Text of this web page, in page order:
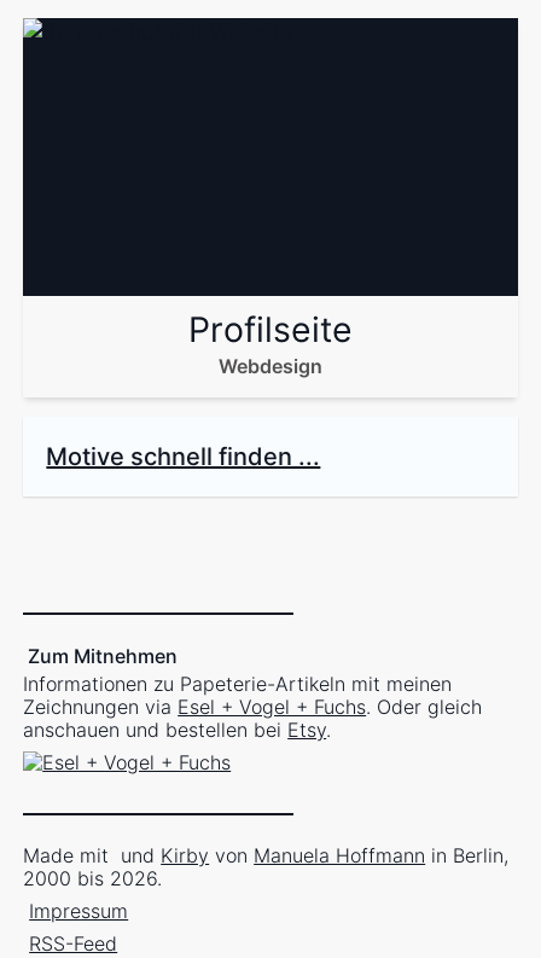
Profilseite
Webdesign
Motive schnell finden ...
Zum Mitnehmen
Informationen zu Papeterie-Artikeln mit meinen
Zeichnungen via Esel + Vogel + Fuchs. Oder gleich
anschauen und bestellen bei Etsy.
Made mit und Kirby von Manuela Hoffmann in Berlin,
2000 bis 2026.
Impressum
RSS-Feed